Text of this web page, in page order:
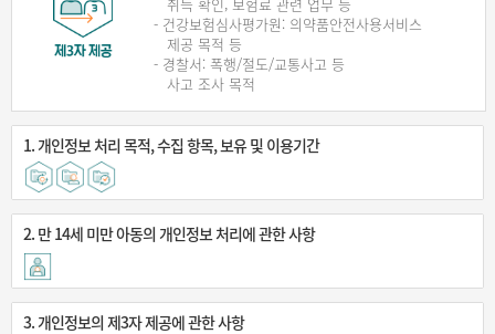
- 건강보험심사평가원: 의약품안전사용서비스
제공 목적 등
- 경찰서: 폭행/절도/교통사고 등
사고 조사 목적
1. 개인정보 처리 목적, 수집 항목, 보유 및 이용기간
2. 만 14세 미만 아동의 개인정보 처리에 관한 사항
3. 개인정보의 제3자 제공에 관한 사항